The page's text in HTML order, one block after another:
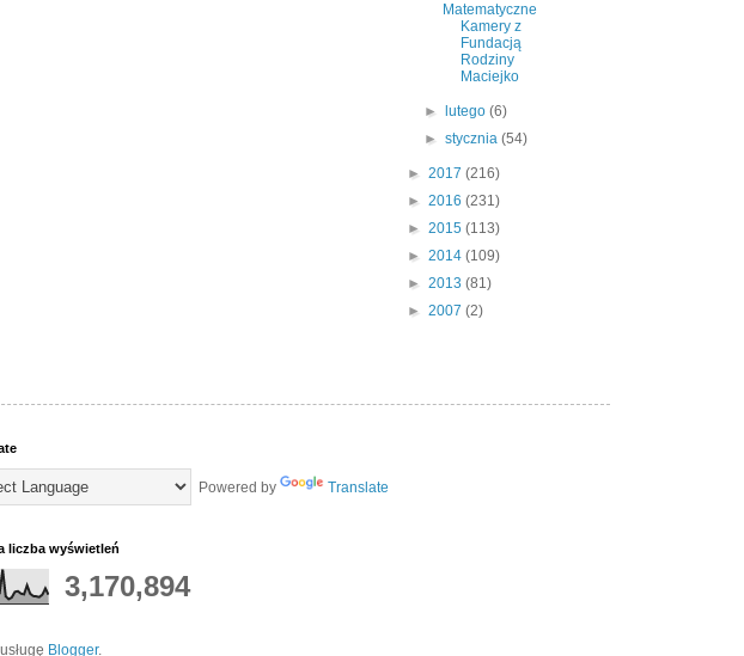
Matematyczne
Kamery z
Fundacją
Rodziny
Maciejko
► lutego(6)
►stycznia(54)
► 2017 (216)
► 2016 (231)
► 2015 (113)
► 2014 (109)
► 2013 (81)
► 2007 (2)
Powered by Translate
liczba wyświetleń
3,170,894
Blogger.